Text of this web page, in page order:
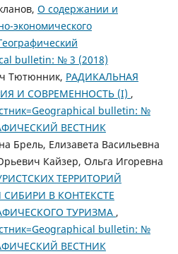
О содержании и
экономического
bulletin: № 3 (2018)
Тютюнник, РАДИКАЛЬНАЯ
И СОВРЕМЕННОСТЬ (I) ,
bulletin: №
ВЕСТНИК
Брель, Елизавета Васильевна
Кайзер, Ольга Игоревна
ТЕРРИТОРИЙ
В КОНТЕКСТЕ
ТУРИЗМА ,
bulletin: №
ВЕСТНИК